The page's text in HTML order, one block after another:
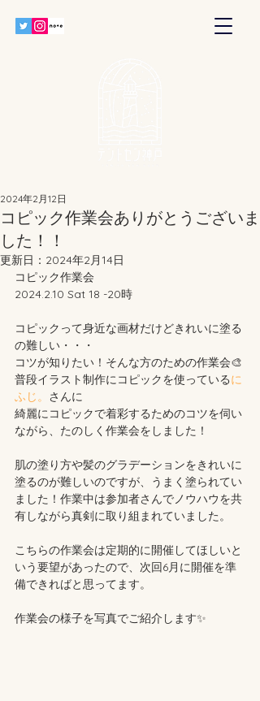
コピック作業会ありがとうございま
した！！
2024年2月12日
更新日： 2024年2月14日
コピック作業会
2024.2.10 Sat 18 -20時
コピックって身近な画材だけどきれいに塗る
の難しい・・・
コツが知りたい！そんな方のための作業会🎨
普段イラスト制作にコピックを使っているに
ふじ。 さんに
綺麗にコピックで着彩するためのコツを伺い
ながら、たのしく作業会をしました！
肌の塗り方や髪のグラデーションをきれいに
塗るのが難しいのですが、うまく塗られてい
ました！作業中は参加者さんでノウハウを共
有しながら真剣に取り組まれていました。
こちらの作業会は定期的に開催してほしいと
いう要望があったので、次回6月に開催を準
備できればと思ってます。
作業会の様子を写真でご紹介します✨